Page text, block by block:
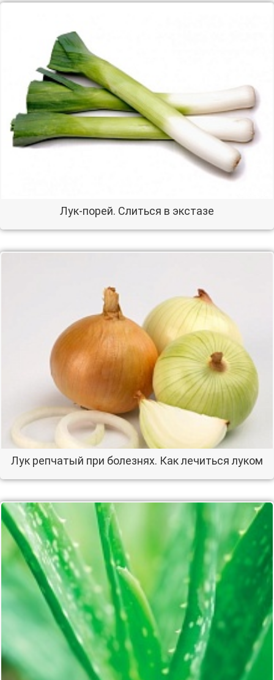
Лук-порей. Слиться в экстазе
Лук репчатый при болезнях. Как лечиться луком